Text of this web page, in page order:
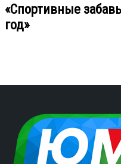
«Спортивные
год»